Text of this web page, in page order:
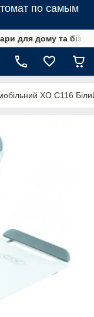
по самым
для дому та
XO C116